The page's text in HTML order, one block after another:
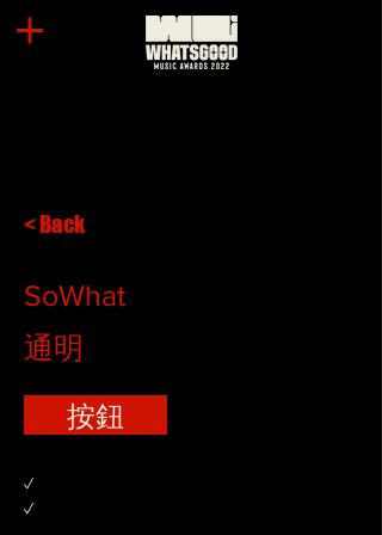
< Back
SoWhat
通明
按鈕
✓
✓